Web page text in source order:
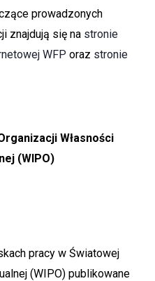
prowadzonych
znajdują się na stronie
WFP oraz stronie
Własności
(WIPO)
pracy w Światowej
(WIPO) publikowane